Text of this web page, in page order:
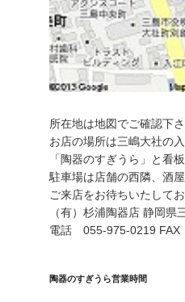
所在地は地図でご確認下さ
お店の場所は三嶋大社の
「陶器のすぎうら」と看
駐車場は店舗の西隣、酒屋
ご来店をお待ちいたしてお
（有）杉浦陶器店 静岡県
電話 055-975-0219
陶器のすぎうら営業時間